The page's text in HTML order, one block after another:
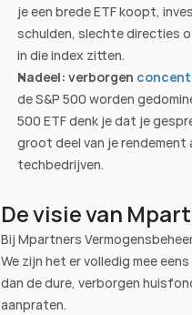
je een brede ETF koopt,
schulden, slechte directies
in die index zitten.
Nadeel: verborgen
de S&P 500 worden
500 ETF denk je dat je
groot deel van je
techbedrijven.
De visie van
Bij Mpartners
We zijn het er volledig mee
dan de dure, verborgen
aanpraten.